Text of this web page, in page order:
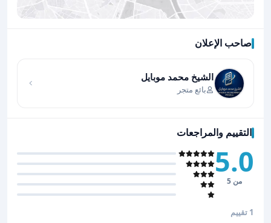
صاحب الإعلان
الشيخ محمد موبايل
بائع متجر
التقييم والمراجعات
5.0
من 5
1 تقييم